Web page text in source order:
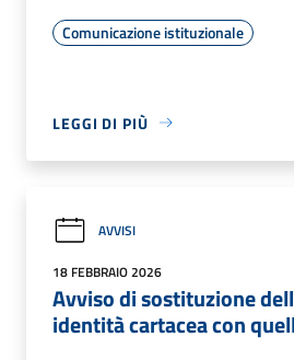
Comunicazione istituzionale
LEGGI DI PIÙ
AVVISI
18 FEBBRAIO 2026
Avviso di sostituzione
identità cartacea con